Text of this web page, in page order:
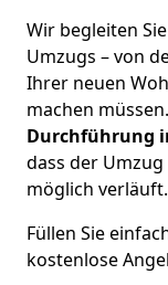
Wir begleiten
Umzugs – von
Ihrer neuen
machen müssen.
Durchführung
dass der Umzug
möglich verläuft.
Füllen Sie
kostenlose